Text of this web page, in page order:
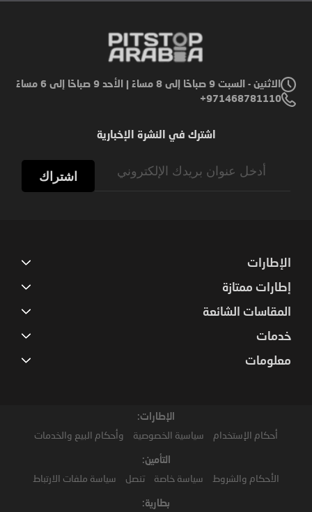
الاثنين - السبت 9 صباحًا إلى 8 مساءً | الأحد 9 صباحًا إلى 6 مساءً
971468781110+
اشترك في النشرة الإخبارية
اشتراك
الإطارات
إطارات ممتازة
المقاسات الشائعة
خدمات
معلومات
الإطارات:
أحكام الإستخدام سياسية الخصوصية وأحكام البيع والخدمات
التأمين:
الأحكام والشروط سياسة خاصة تنصل سياسة ملفات الارتباط
بطارية: